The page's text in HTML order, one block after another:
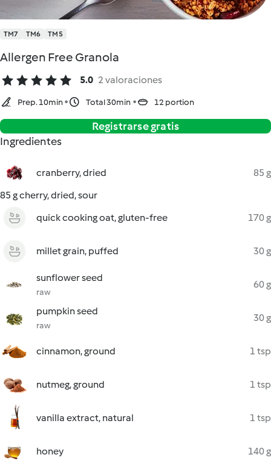
TM7 TM6 TM5
Allergen Free Granola
5.0 2 valoraciones
Prep. 10min Total 30min 12 portion
Registrarse gratis
Ingredientes
cranberry, dried
85 g
85 g cherry, dried, sour
quick cooking oat, gluten-free
170 g
millet grain, puffed 30 g
sunflower seed
raw
60 g
pumpkin seed
raw
30 g
cinnamon, ground 1 tsp
nutmeg, ground 1 tsp
vanilla extract, natural 1 tsp
honey 140 g